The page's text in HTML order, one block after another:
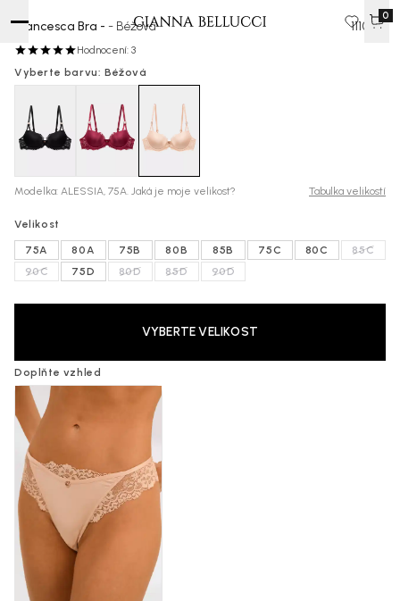
0
Francesca Bra - - Béžová 1110 Kč
Hodnocení: 3
Vyberte barvu: Béžová
Modelka: ALESSIA, 75A. Jaká je moje velikost? Tabulka velikostí
Velikost
75A 80A 75B 80B 85B 75C 80C
85C
90C
75D 80D 85D 90D
VYBERTE VELIKOST
Doplňte vzhled